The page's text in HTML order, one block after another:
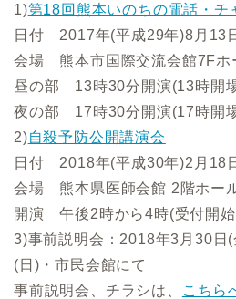
1)第18回熊本いのちの電話・チ
日付 2017年(平成29年)8月13
会場 熊本市国際交流会館7Fホ
昼の部 13時30分開演(13時開
夜の部 17時30分開演(17時開
2)自殺予防公開講演会
日付 2018年(平成30年)2月18
会場 熊本県医師会館 2階ホー
開演 午後2時から4時(受付開
3)事前説明会：2018年3月30日
(日)・市民会館にて
事前説明会、チラシは、
こちら